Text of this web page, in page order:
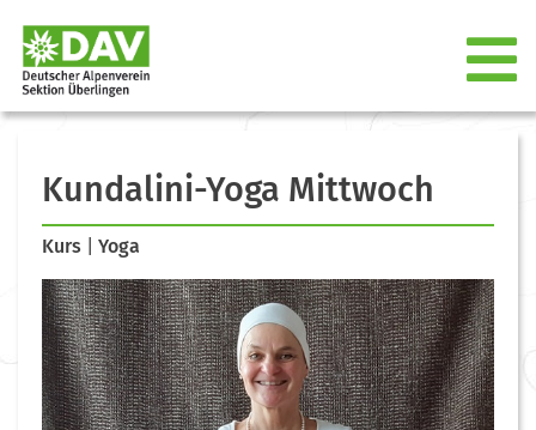
Kundalini-Yoga Mittwoch
Kurs Yoga